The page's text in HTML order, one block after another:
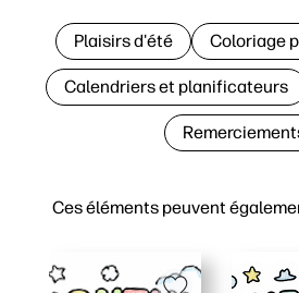
Ces éléments peuvent
Plaisirs d'été Coloriage
Calendriers et planificateurs